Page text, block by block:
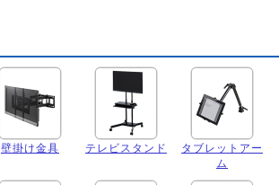
壁掛け金具 テレビスタンド
タブレットアー
ム